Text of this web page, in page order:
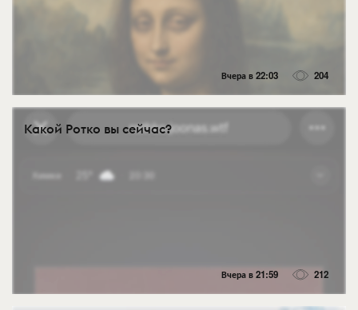
Вчера в 22:03 204
Какой Ротко вы сейчас?
Вчера в 21:59 212